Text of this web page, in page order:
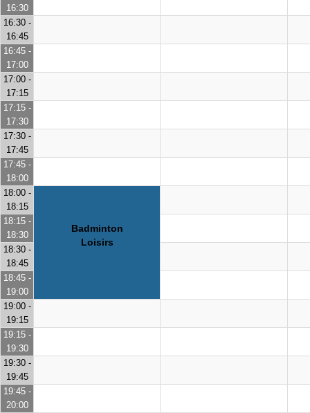
16:30
16:30 -
16:45
16:45 -
17:00
17:00 -
17:15
17:15 -
17:30
17:30 -
17:45
17:45 -
18:00
18:00 -
18:15
Badminton
Loisirs
18:15 -
18:30
18:30 -
18:45
18:45 -
19:00
19:00 -
19:15
19:15 -
19:30
19:30 -
19:45
19:45 -
20:00